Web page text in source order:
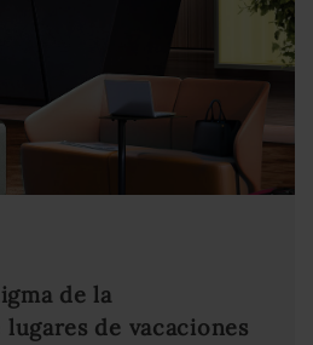
de la
de vacaciones